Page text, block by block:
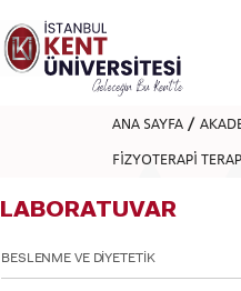
dikkat:
Bu
web
sitesini,
okuyucu
ANA SAYFA
FİZYOTERAPİ
LABORATUVAR
BESLENME VE DİYETETİK